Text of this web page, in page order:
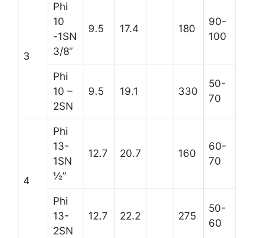
3
Phi
10
-1SN
3/8’’
9.5 17.4 180
90-
100
Phi
10 –
2SN
9.5 19.1 330
50-
70
4
Phi
13-
1SN
½’’
12.7 20.7 160
60-
70
Phi
13-
2SN
12.7 22.2 275
50-
60